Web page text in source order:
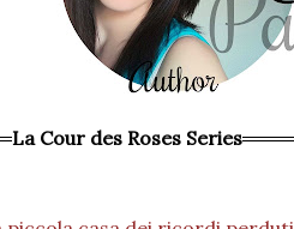
La Cour des Roses Series